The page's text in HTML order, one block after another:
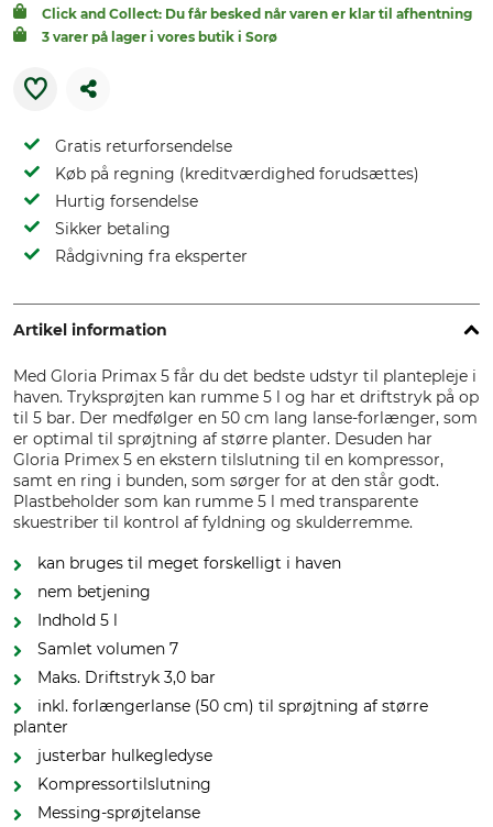
Click and Collect: Du får besked når varen er klar til afhentning
3 varer på lager i vores butik i Sorø
Gratis returforsendelse
Køb på regning (kreditværdighed forudsættes)
Hurtig forsendelse
Sikker betaling
Rådgivning fra eksperter
Artikel information
Med Gloria Primax 5 får du det bedste udstyr til plantepleje i
haven. Tryksprøjten kan rumme 5 l og har et driftstryk på op
til 5 bar. Der medfølger en 50 cm lang lanse-forlænger, som
er optimal til sprøjtning af større planter. Desuden har
Gloria Primex 5 en ekstern tilslutning til en kompressor,
samt en ring i bunden, som sørger for at den står godt.
Plastbeholder som kan rumme 5 l med transparente
skuestriber til kontrol af fyldning og skulderremme.
kan bruges til meget forskelligt i haven
nem betjening
Indhold 5 l
Samlet volumen 7
Maks. Driftstryk 3,0 bar
inkl. forlængerlanse (50 cm) til sprøjtning af større
planter
justerbar hulkegledyse
Kompressortilslutning
Messing-sprøjtelanse